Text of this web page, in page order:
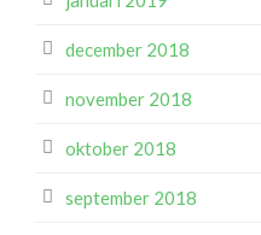
december 2018
november 2018
oktober 2018
september 2018